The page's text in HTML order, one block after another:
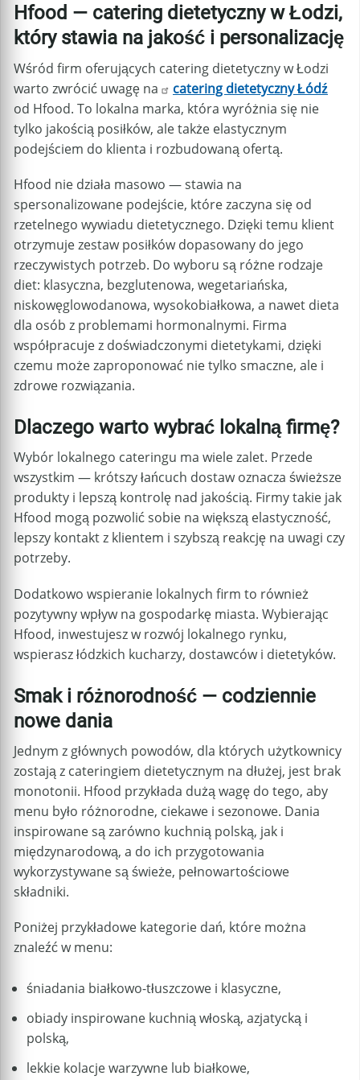
Hfood — catering dietetyczny w Łodzi,
który stawia na jakość i personalizację
Wśród firm oferujących catering dietetyczny w Łodzi
warto zwrócić uwagę na
catering dietetyczny Łódź
od Hfood. To lokalna marka, która wyróżnia się nie
tylko jakością posiłków, ale także elastycznym
podejściem do klienta i rozbudowaną ofertą.
Hfood nie działa masowo — stawia na
spersonalizowane podejście, które zaczyna się od
rzetelnego wywiadu dietetycznego. Dzięki temu klient
otrzymuje zestaw posiłków dopasowany do jego
rzeczywistych potrzeb. Do wyboru są różne rodzaje
diet: klasyczna, bezglutenowa, wegetariańska,
niskowęglowodanowa, wysokobiałkowa, a nawet dieta
dla osób z problemami hormonalnymi. Firma
współpracuje z doświadczonymi dietetykami, dzięki
czemu może zaproponować nie tylko smaczne, ale i
zdrowe rozwiązania.
Dlaczego warto wybrać lokalną firmę?
Wybór lokalnego cateringu ma wiele zalet. Przede
wszystkim — krótszy łańcuch dostaw oznacza świeższe
produkty i lepszą kontrolę nad jakością. Firmy takie jak
Hfood mogą pozwolić sobie na większą elastyczność,
lepszy kontakt z klientem i szybszą reakcję na uwagi czy
potrzeby.
Dodatkowo wspieranie lokalnych firm to również
pozytywny wpływ na gospodarkę miasta. Wybierając
Hfood, inwestujesz w rozwój lokalnego rynku,
wspierasz łódzkich kucharzy, dostawców i dietetyków.
Smak i różnorodność — codziennie
nowe dania
Jednym z głównych powodów, dla których użytkownicy
zostają z cateringiem dietetycznym na dłużej, jest brak
monotonii. Hfood przykłada dużą wagę do tego, aby
menu było różnorodne, ciekawe i sezonowe. Dania
inspirowane są zarówno kuchnią polską, jak i
międzynarodową, a do ich przygotowania
wykorzystywane są świeże, pełnowartościowe
składniki.
Poniżej przykładowe kategorie dań, które można
znaleźć w menu:
śniadania białkowo-tłuszczowe i klasyczne,
obiady inspirowane kuchnią włoską, azjatycką i
polską,
lekkie kolacje warzywne lub białkowe,